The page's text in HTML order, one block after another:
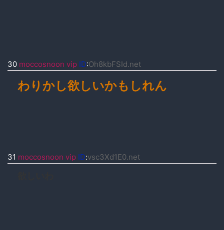
30 moccosnoon vip ID:Oh8kbFSId.net
わりかし欲しいかもしれん
31 moccosnoon vip ID:vsc3Xd1E0.net